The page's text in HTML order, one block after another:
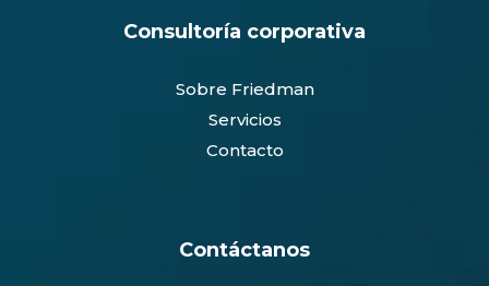
Consultoría corporativa
Sobre Friedman
Servicios
Contacto
Contáctanos